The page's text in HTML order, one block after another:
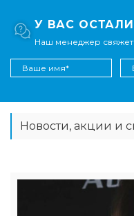
У ВАС
Наш менеджер
Новости, акции и